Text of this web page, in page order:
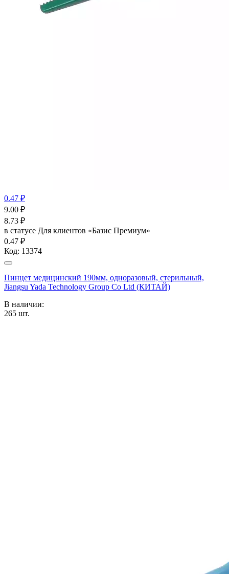
0.47 ₽
9.00 ₽
8.73 ₽
в статусе Для клиентов «Базис Премиум»
0.47 ₽
Код: 13374
Пинцет медицинский 190мм, одноразовый, стерильный,
Jiangsu Yada Technology Group Co Ltd (КИТАЙ)
В наличии:
265 шт.